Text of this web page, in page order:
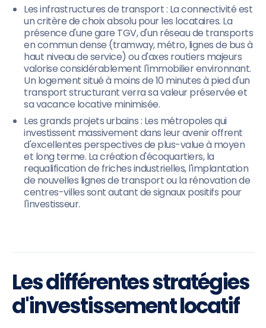
Les infrastructures de transport : La connectivité est
un critère de choix absolu pour les locataires. La
présence d'une gare TGV, d'un réseau de transports
en commun dense (tramway, métro, lignes de bus à
haut niveau de service) ou d'axes routiers majeurs
valorise considérablement l'immobilier environnant.
Un logement situé à moins de 10 minutes à pied d'un
transport structurant verra sa valeur préservée et
sa vacance locative minimisée.
Les grands projets urbains : Les métropoles qui
investissent massivement dans leur avenir offrent
d'excellentes perspectives de plus-value à moyen
et long terme. La création d'écoquartiers, la
requalification de friches industrielles, l'implantation
de nouvelles lignes de transport ou la rénovation de
centres-villes sont autant de signaux positifs pour
l'investisseur.
Les différentes stratégies
d'investissement locatif